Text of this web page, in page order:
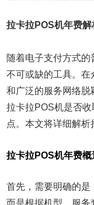
拉卡拉POS机年费解
随着电子支付方式
不可或缺的工具。在
和广泛的服务网络
拉卡拉POS机是否
点。本文将详细解析
拉卡拉POS机年费概
首先，需要明确的是
而是根据机型、服